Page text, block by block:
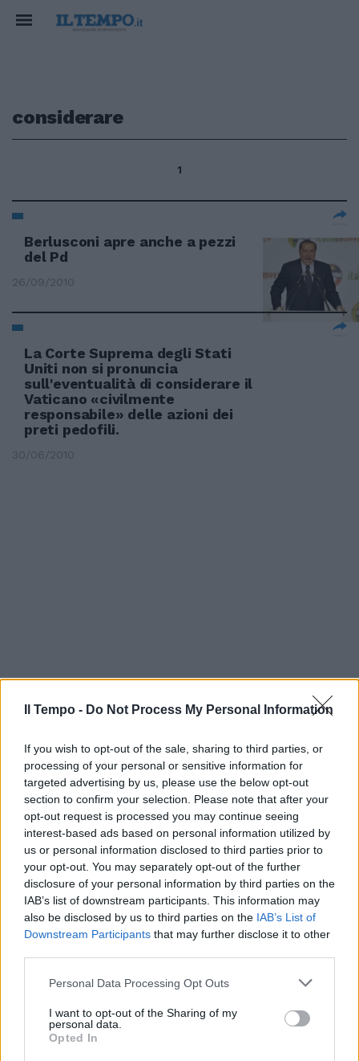
Il Tempo - Do Not Process My Personal Information
If you wish to opt-out of the sale, sharing to third parties, or
processing of your personal or sensitive information for
targeted advertising by us, please use the below opt-out
section to confirm your selection. Please note that after your
opt-out request is processed you may continue seeing
interest-based ads based on personal information utilized by
us or personal information disclosed to third parties prior to
your opt-out. You may separately opt-out of the further
disclosure of your personal information by third parties on the
IAB’s list of downstream participants. This information may
also be disclosed by us to third parties on the IAB’s List of
Downstream Participants that may further disclose it to other
Personal Data Processing Opt Outs
I want to opt-out of the Sharing of my
personal data.
Opted In
considerare
1
Berlusconi apre anche a pezzi
del Pd
26/09/2010
La Corte Suprema degli Stati
Uniti non si pronuncia
sull'eventualità di considerare il
Vaticano «civilmente
responsabile» delle azioni dei
preti pedofili.
30/06/2010
federalizzazione solidale che ha
innescato una discussione su ciò
che si deve considerare un
intervento di finanza derivata
speculativa.
06/06/2009
«È SBAGLIATO considerare il
capitalismo italiano come
straccione».
06/02/2006
"NON dobbiamo lasciarci
dominare dal pessimismo, ma